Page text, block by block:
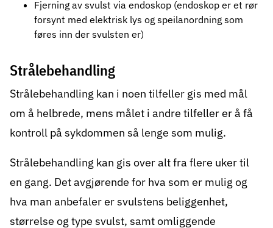
Fjerning av svulst via endoskop (endoskop er et rør
forsynt med elektrisk lys og speilanordning som
føres inn der svulsten er)
Strålebehandling
Strålebehandling kan i noen tilfeller gis med mål
om å helbrede, mens målet i andre tilfeller er å få
kontroll på sykdommen så lenge som mulig.
Strålebehandling kan gis over alt fra flere uker til
en gang. Det avgjørende for hva som er mulig og
hva man anbefaler er svulstens beliggenhet,
størrelse og type svulst, samt omliggende